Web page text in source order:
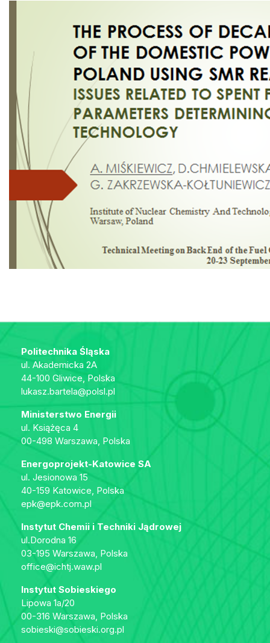
Politechnika Śląska
ul. Akademicka 2A
44-100 Gliwice, Polska
lukasz.bartela@polsl.pl
Ministerstwo Energii
ul. Książęca 4
00-498 Warszawa, Polska
Energoprojekt-Katowice SA
ul. Jesionowa 15
40-159 Katowice, Polska
epk@epk.com.pl
Instytut Chemii i Techniki Jądrowej
ul.Dorodna 16
03-195 Warszawa, Polska
office@ichtj.waw.pl
Instytut Sobieskiego
Lipowa 1a/20
00-316 Warszawa, Polska
sobieski@sobieski.org.pl